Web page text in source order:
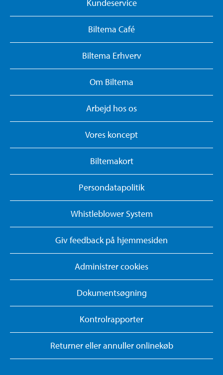
Kundeservice
Biltema Café
Biltema Erhverv
Om Biltema
Arbejd hos os
Vores koncept
Biltemakort
Persondatapolitik
Whistleblower System
Giv feedback på hjemmesiden
Administrer cookies
Dokumentsøgning
Kontrolrapporter
Returner eller annuller onlinekøb